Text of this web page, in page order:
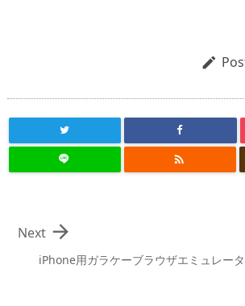


iPhone用ガラケーブラウザエミュレータ

Next